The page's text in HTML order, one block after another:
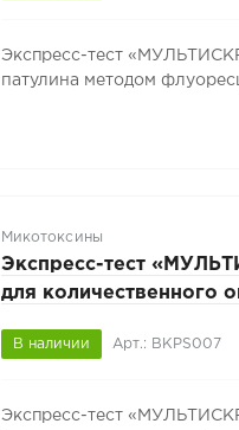
Экспресс-тест
патулина методом
Микотоксины
Экспресс-тест
для количественного
101472374.019-2026,
В наличии Арт.: BKPS007
Экспресс-тест